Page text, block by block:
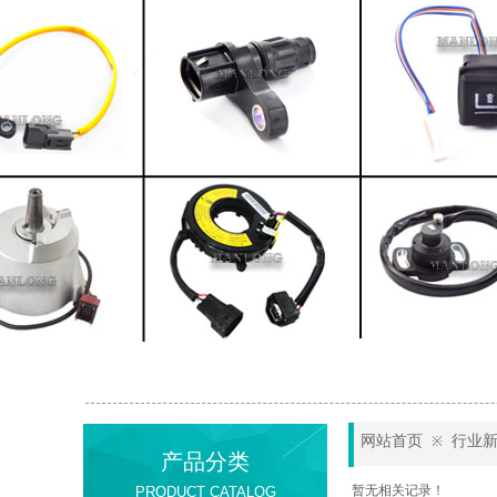
网站首页 ※ 行业
产品分类
PRODUCT CATALOG 暂无相关记录！